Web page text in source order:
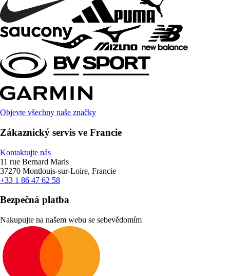
Objevte všechny naše značky
Zákaznický servis ve Francie
Kontaktujte nás
11 rue Bernard Maris
37270 Montlouis-sur-Loire, Francie
+33 1 86 47 62 58
Bezpečná platba
Nakupujte na našem webu se sebevědomím